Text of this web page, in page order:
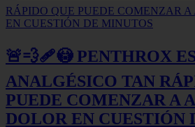
🚨💨🩹😳 PENTHROX
ANALGÉSICO TAN
PUEDE COMENZAR A
DOLOR EN CUESTIÓN